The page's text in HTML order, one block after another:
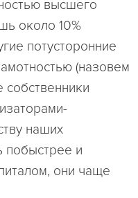
высшего
около 10%
потусторонние
(назовем
наших
побыстрее и
они чаще